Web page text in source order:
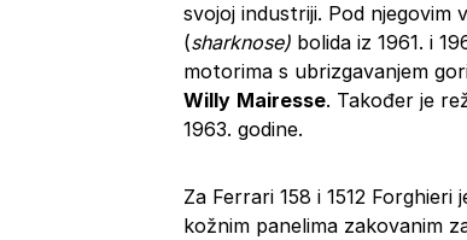
svojoj industriji. Pod
(sharknose) bolida iz 1961. i
motorima s ubrizgavanjem
Willy Mairesse. Također je
1963. godine.
Za Ferrari 158 i 1512
kožnim panelima zakovanim